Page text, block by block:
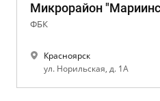
Микрорайон
ФБК
Красноярск
ул. Норильская, д. 1А